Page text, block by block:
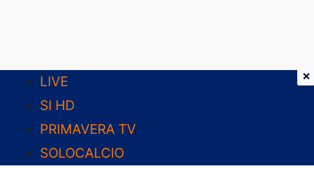
contenuto
LIVE
SI HD
PRIMAVERA TV
SOLOCALCIO
×